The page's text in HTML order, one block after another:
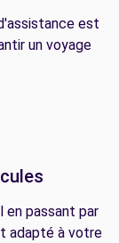
est
un voyage
en passant par
adapté à votre